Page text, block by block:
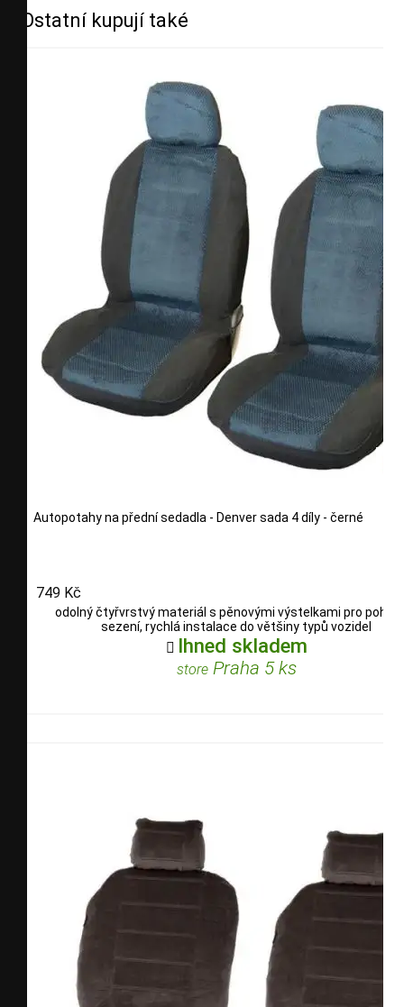
Ostatní kupují také
Autopotahy na přední sedadla - Denver sada 4 díly - černé
749 Kč
odolný čtyřvrstvý materiál s pěnovými výstelkami pro
sezení, rychlá instalace do většiny typů vozidel
 Ihned skladem
storePraha 5 ks